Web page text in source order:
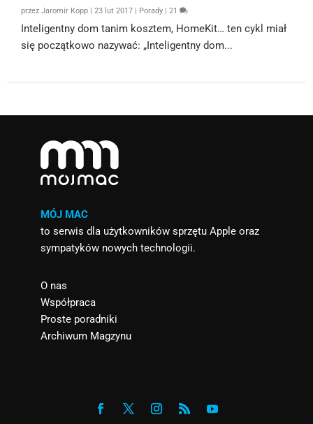
przezJaromir Kopp |23 lut 2017 | Porady |21
Inteligentny dom tanim kosztem, HomeKit… ten cykl miał
się początkowo nazywać: „Inteligentny dom...
MÓJ MAC
to serwis dla użytkowników sprzętu Apple oraz
sympatyków nowych technologii.
O nas
Współpraca
Proste poradniki
Archiwum Magzynu